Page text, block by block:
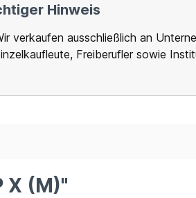
Hinweis
verkaufen ausschließlich an
Freiberufler sowie
X (M)"